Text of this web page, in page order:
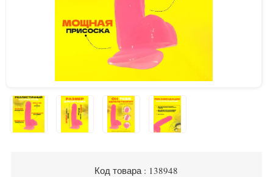
Код товара : 138948